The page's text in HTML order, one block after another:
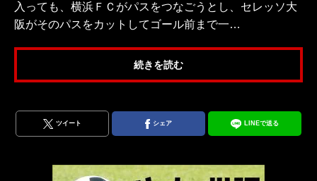
入っても、横浜ＦＣがパスをつなごうとし、セレッソ大
阪がそのパスをカットしてゴール前まで一…
続きを読む
ツイート シェア LINEで送る